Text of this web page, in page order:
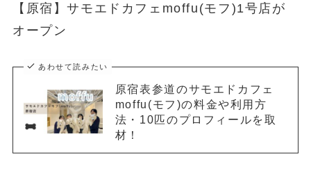
【原宿】サモエドカフェmoffu(モフ)1号店が
オープン
あわせて読みたい
原宿表参道のサモエドカフェ
moffu(モフ)の料金や利用方
法・10匹のプロフィールを取
材！